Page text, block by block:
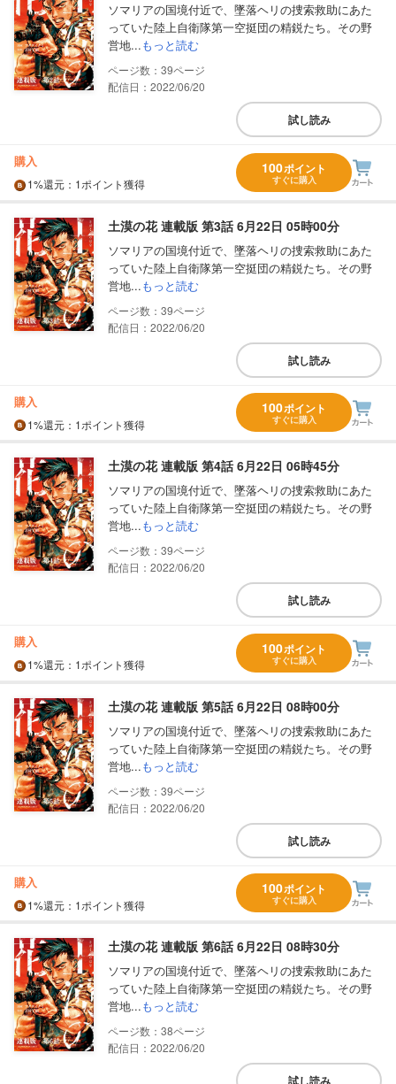
ソマリアの国境付近で、墜落ヘリの捜索救助にあた
っていた陸上自衛隊第一空挺団の精鋭たち。その野
営地...もっと読む
39
配信日：2022/06/20
試し読み
購入
1%還元 ：1ポイント獲得
100ポイント
すぐに購入
土漠の花 連載版 第3話 6月22日 05時00分
ソマリアの国境付近で、墜落ヘリの捜索救助にあた
っていた陸上自衛隊第一空挺団の精鋭たち。その野
営地...もっと読む
39
配信日：2022/06/20
試し読み
購入
1%還元 ：1ポイント獲得
100ポイント
すぐに購入
土漠の花 連載版 第4話 6月22日 06時45分
ソマリアの国境付近で、墜落ヘリの捜索救助にあた
っていた陸上自衛隊第一空挺団の精鋭たち。その野
営地...もっと読む
39
配信日：2022/06/20
試し読み
購入
1%還元 ：1ポイント獲得
100ポイント
すぐに購入
土漠の花 連載版 第5話 6月22日 08時00分
ソマリアの国境付近で、墜落ヘリの捜索救助にあた
っていた陸上自衛隊第一空挺団の精鋭たち。その野
営地...もっと読む
39
配信日：2022/06/20
試し読み
購入
1%還元 ：1ポイント獲得
100ポイント
すぐに購入
土漠の花 連載版 第6話 6月22日 08時30分
ソマリアの国境付近で、墜落ヘリの捜索救助にあた
っていた陸上自衛隊第一空挺団の精鋭たち。その野
営地...もっと読む
38
配信日：2022/06/20
試し読み